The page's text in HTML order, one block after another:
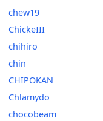
chew19
ChickeIII
chihiro
chin
CHIPOKAN
Chlamydo
chocobeam